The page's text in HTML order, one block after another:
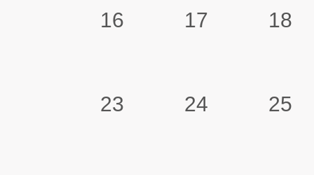
16 17 18
23 24 25